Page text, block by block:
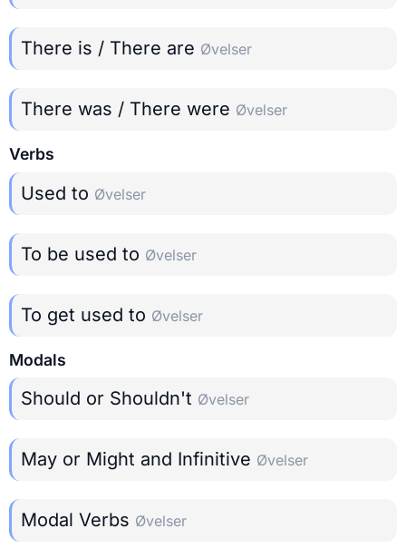
There is / There are Øvelser
There was / There were Øvelser
Verbs
Used to Øvelser
To be used to Øvelser
To get used to Øvelser
Modals
Should or Shouldn't Øvelser
May or Might and Infinitive Øvelser
Modal Verbs Øvelser